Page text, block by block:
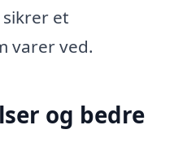
et
varer ved.
og bedre